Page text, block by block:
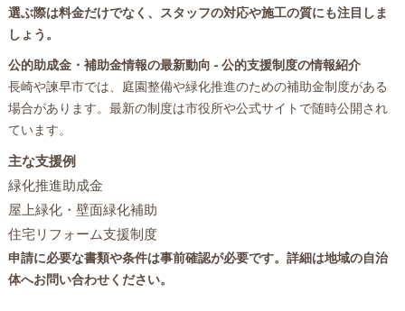
選ぶ際は料金だけでなく、スタッフの対応や施工の質にも注目しま
しょう。
公的助成金・補助金情報の最新動向 - 公的支援制度の情報紹介
長崎や諫早市では、庭園整備や緑化推進のための補助金制度がある
場合があります。最新の制度は市役所や公式サイトで随時公開され
ています。
主な支援例
緑化推進助成金
屋上緑化・壁面緑化補助
住宅リフォーム支援制度
申請に必要な書類や条件は事前確認が必要です。詳細は地域の自治
体へお問い合わせください。